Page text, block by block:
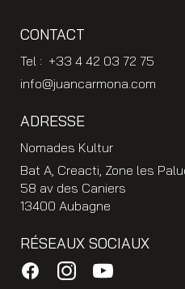
CONTACT
Tel : +33 4 42 03 72 75
info@juancarmona.com
ADRESSE
Nomades Kultur
Bat A, Creacti, Zone les
58 av des Caniers
13400 Aubagne
RÉSEAUX SOCIAUX